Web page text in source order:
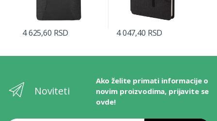
4 625,60 RSD 4 047,40 RSD
Noviteti
Ako želite primati informacije o
novim proizvodima, prijavite se
ovde!